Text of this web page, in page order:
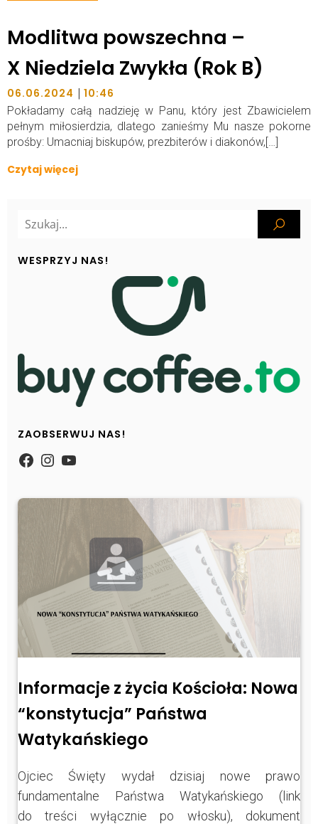
Modlitwa powszechna –
X Niedziela Zwykła (Rok B)
06.06.2024 | 10:46
Pokładamy całą nadzieję w Panu, który jest Zbawicielem
pełnym miłosierdzia, dlatego zanieśmy Mu nasze pokorne
prośby: Umacniaj biskupów, prezbiterów i diakonów,[…]
Czytaj więcej
WESPRZYJ NAS!
ZAOBSERWUJ NAS!
https://www.facebook.com/
Instagram
YouTube
Informacje z życia Kościoła: Nowa
“konstytucja” Państwa
Watykańskiego
Ojciec Święty wydał dzisiaj nowe prawo
fundamentalne Państwa Watykańskiego (link
do treści wyłącznie po włosku), dokument